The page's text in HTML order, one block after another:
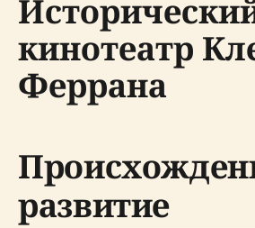
кинотеатр
Феррана
развитие